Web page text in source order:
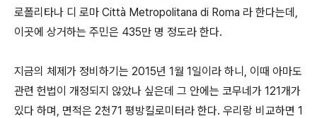
로폴리타나 디 로마 Città Metropolitana di Roma 라 한다는데,
이곳에 상거하는 주민은 435만 명 정도라 한다.
지금의 체제가 정비하기는 2015년 1월 1일이라 하니, 이때 아마도
관련 헌법이 개정되지 않았나 싶은데 그 안에는 코무네가 121개가
있다 하며, 면적은 2천71 평방킬로미터라 한다. 우리랑 비교하면 1